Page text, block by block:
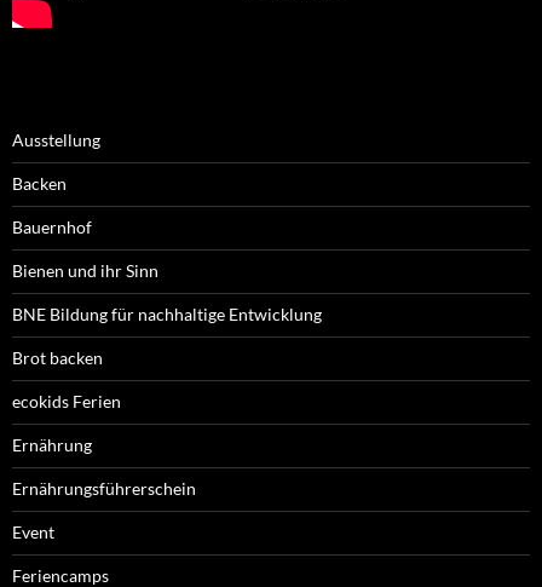
Ausstellung
Backen
Bauernhof
Bienen und ihr Sinn
BNE Bildung für nachhaltige Entwicklung
Brot backen
ecokids Ferien
Ernährung
Ernährungsführerschein
Event
Feriencamps